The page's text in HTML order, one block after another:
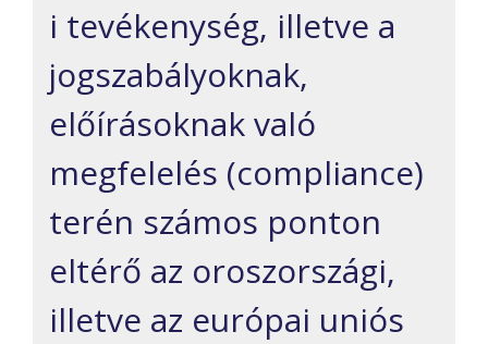
i tevékenység, illetve a
jogszabályoknak,
előírásoknak való
megfelelés (compliance)
terén számos ponton
eltérő az oroszországi,
illetve az európai uniós